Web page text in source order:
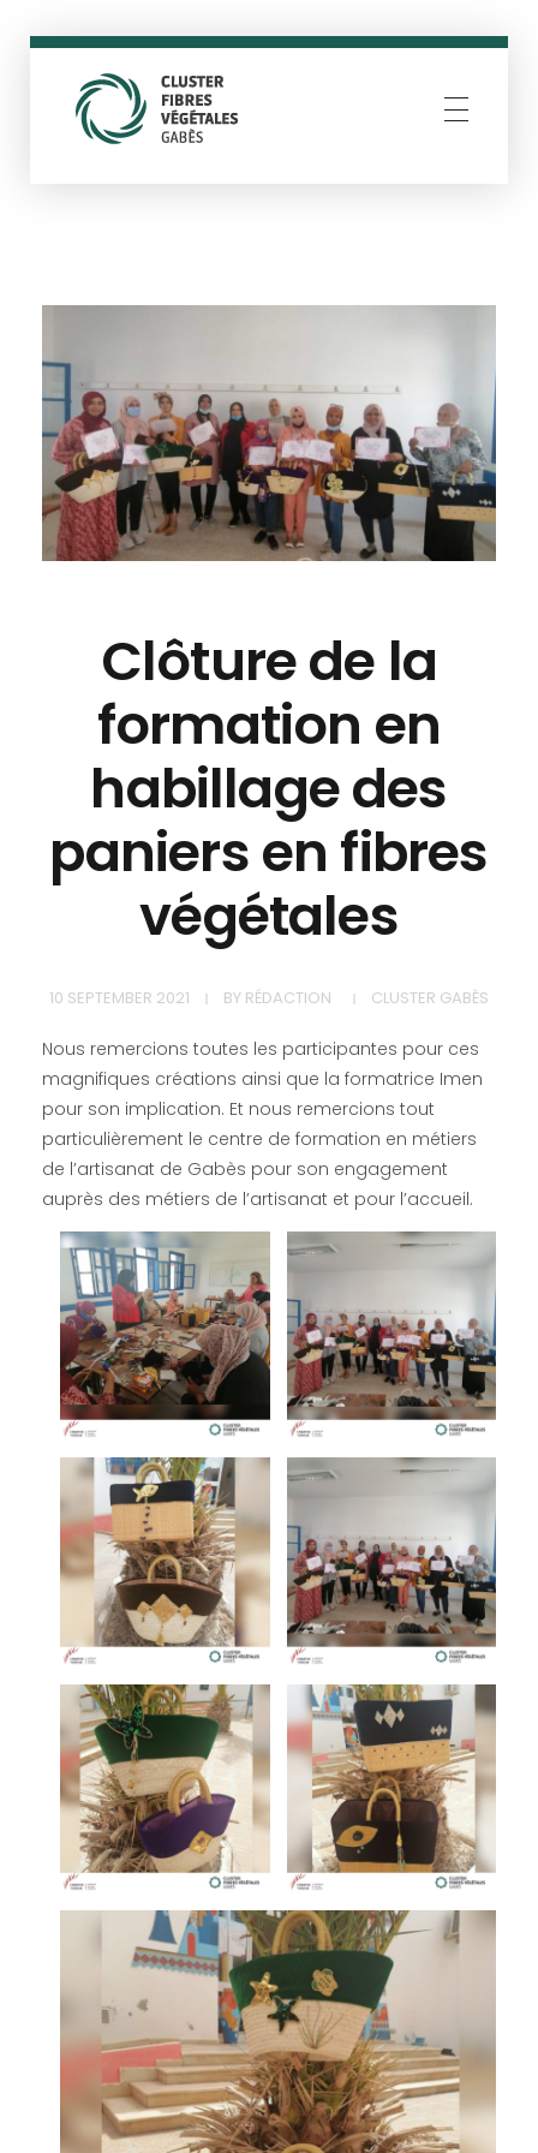
Clôture de la
formation en
habillage des
paniers en fibres
végétales
10 SEPTEMBER 2021 BY RÉDACTION CLUSTER GABÈS
Nous remercions toutes les participantes pour ces
magnifiques créations ainsi que la formatrice Imen
pour son implication. Et nous remercions tout
particulièrement le centre de formation en métiers
de l’artisanat de Gabès pour son engagement
auprès des métiers de l’artisanat et pour l’accueil.